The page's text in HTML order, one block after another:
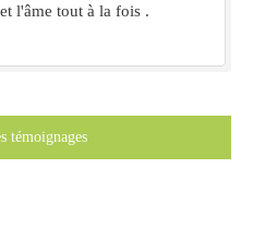
l'âme tout à la fois .
témoignages